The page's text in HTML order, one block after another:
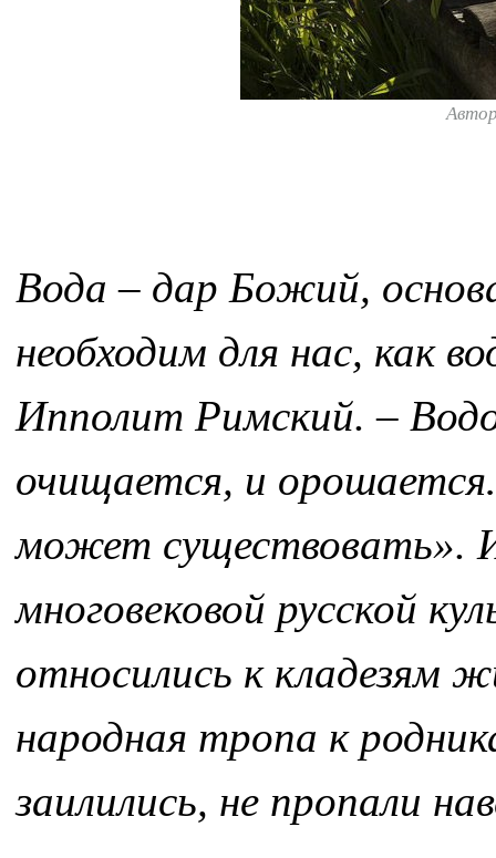
Вода – дар Божий,
необходим для нас, как
Ипполит Римский. –
очищается, и
может существовать».
многовековой русской
относились к кладезям
народная тропа к
заилились, не пропали